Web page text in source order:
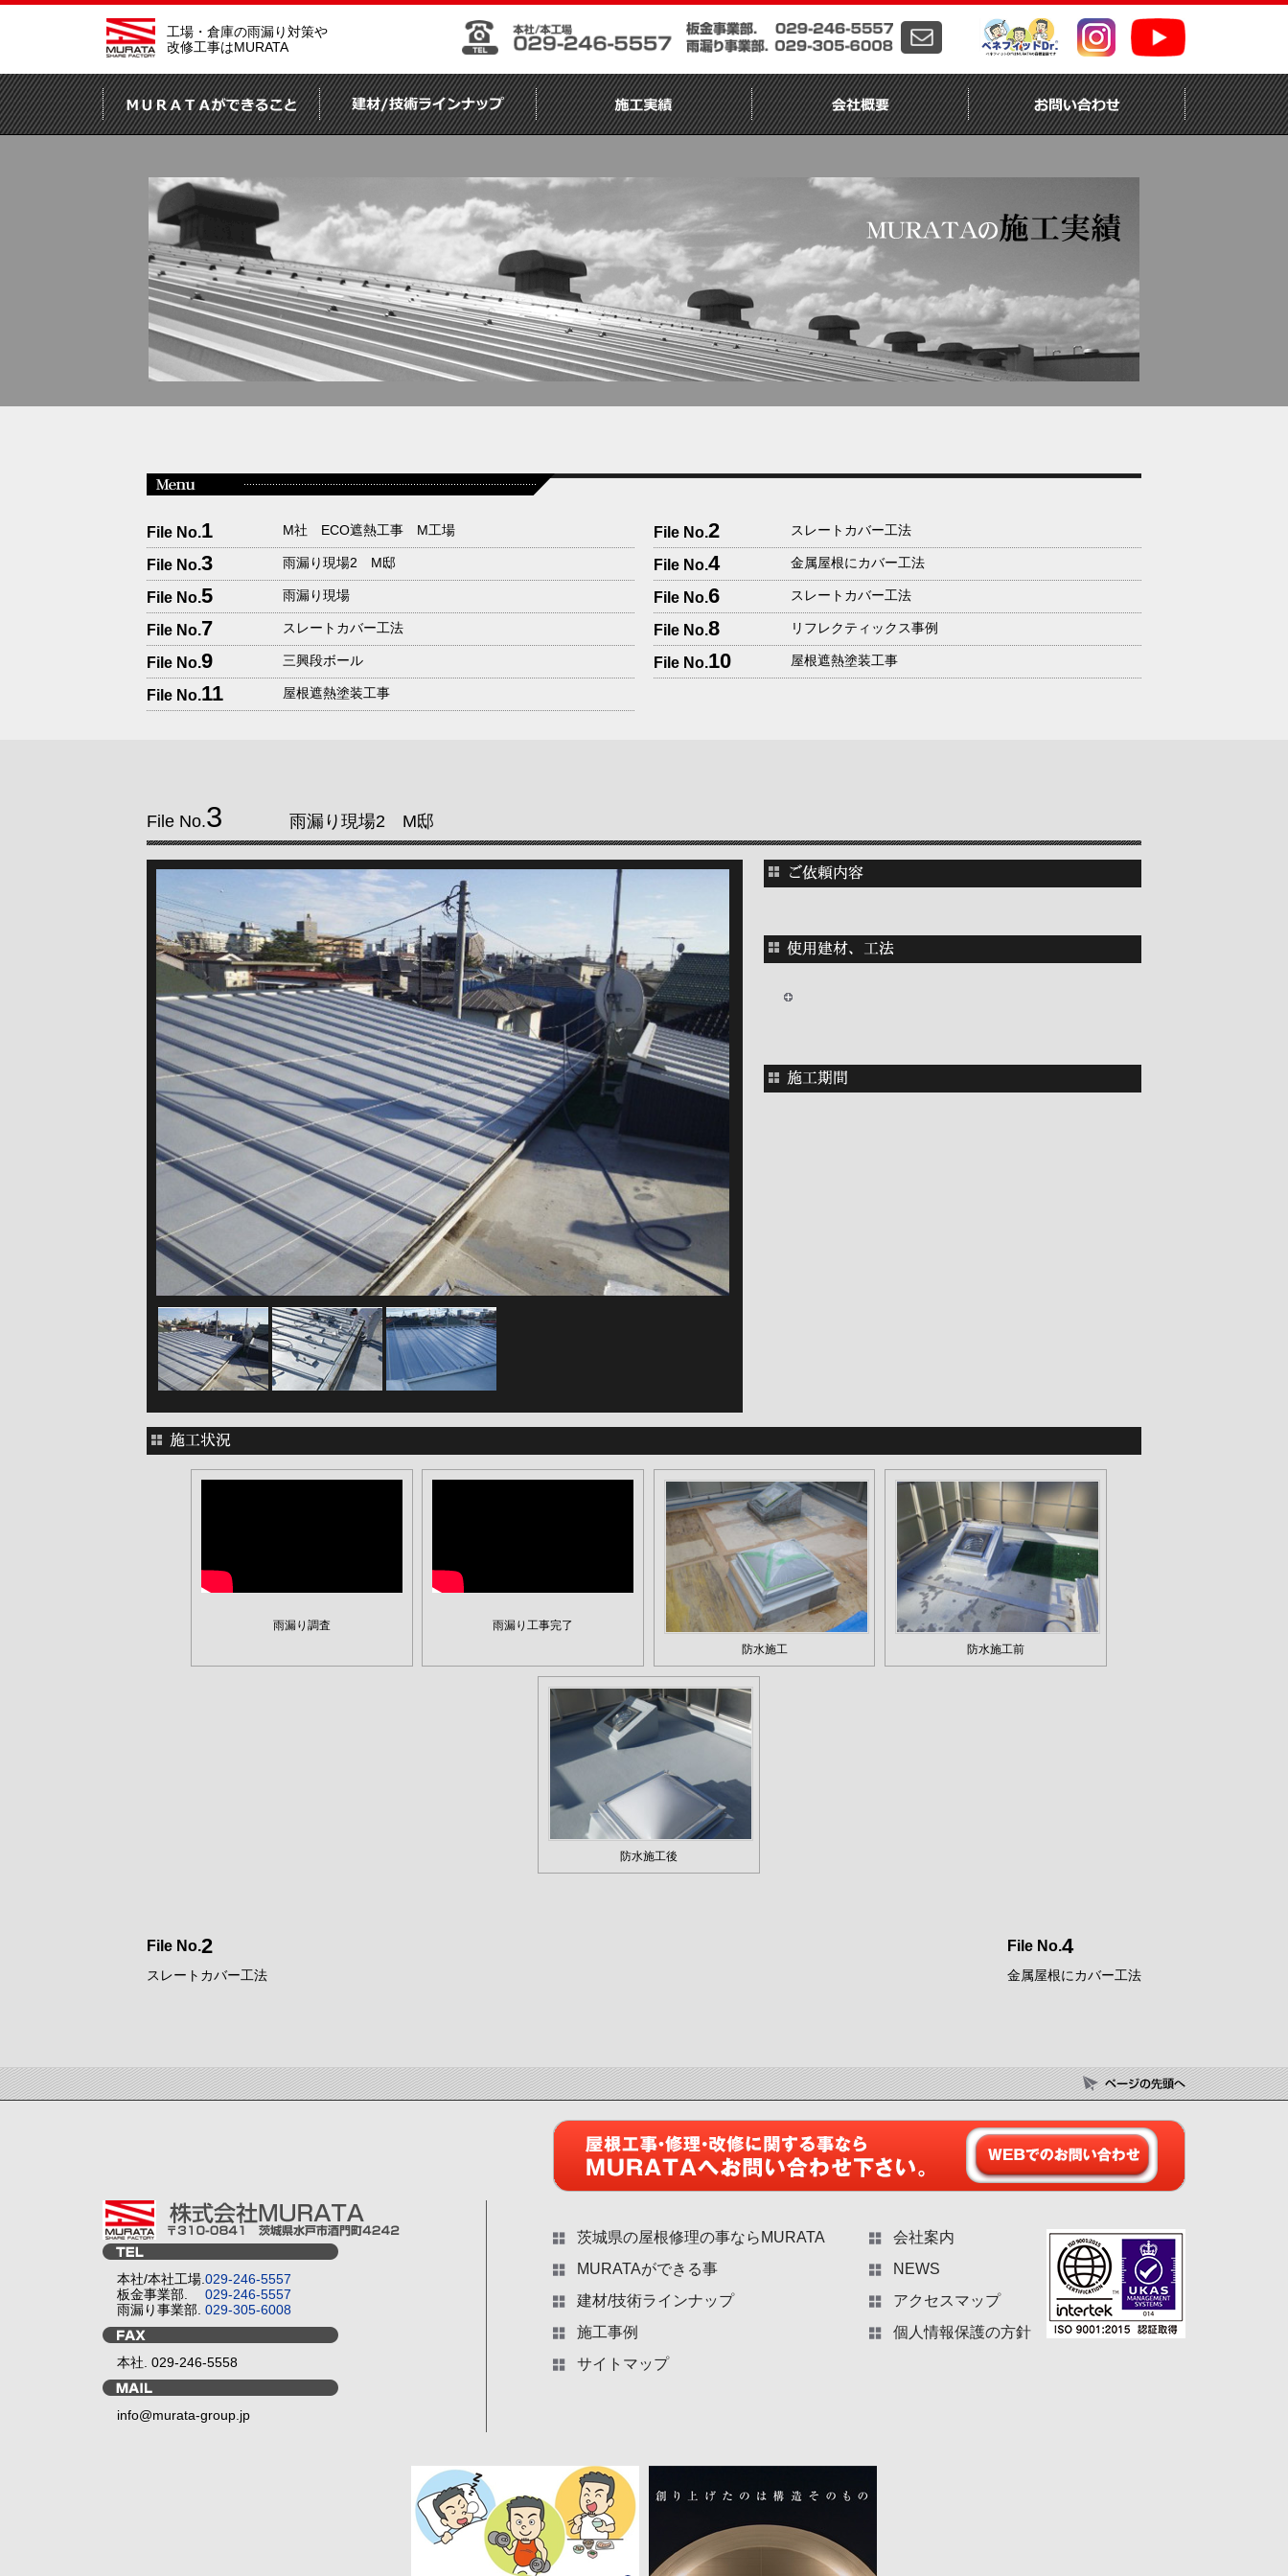
工場・倉庫の雨漏り対策や
改修工事はMURATA
File No.1 M社 ECO遮熱工事 M工場 File No.2 スレートカバー工法
File No.3 雨漏り現場2 M邸 File No.4 金属屋根にカバー工法
File No.5 雨漏り現場 File No.6 スレートカバー工法
File No.7 スレートカバー工法 File No.8 リフレクティックス事例
File No.9 三興段ボール File No.10 屋根遮熱塗装工事
File No.11 屋根遮熱塗装工事
File No.3 雨漏り現場2 M邸
雨漏り調査 雨漏り工事完了
防水施工 防水施工前
防水施工後
File No.2
スレートカバー工法
File No.4
金属屋根にカバー工法
本社/本社工場. 029-246-5557
板金事業部. 029-246-5557
雨漏り事業部. 029-305-6008
本社. 029-246-5558
info@murata-group.jp
茨城県の屋根修理の事ならMURATA
会社案内
MURATAができる事
NEWS
建材/技術ラインナップ
アクセスマップ
施工事例
個人情報保護の方針
サイトマップ